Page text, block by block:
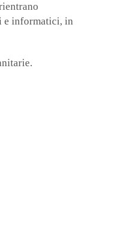
e informatici, in